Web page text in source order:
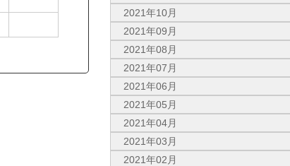
2021年10月
2021年09月
2021年08月
2021年07月
2021年06月
2021年05月
2021年04月
2021年03月
2021年02月